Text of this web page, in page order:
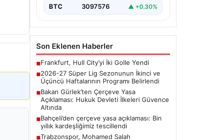
BTC 3097576 ▲ +0.30%
Son Eklenen Haberler
■Frankfurt, Hull City’yi İki Golle Yendi
■2026-27 Süper Lig Sezonunun İkinci ve
Üçüncü Haftalarının Programı Belirlendi
■Bakan Gürlek’ten Çerçeve Yasa
Açıklaması: Hukuk Devleti İlkeleri Güvence
Altında
■Bahçeli’den çerçeve yasa açıklaması: Bin
yıllık kardeşliğimiz tescillendi
■Trabzonspor, Mohamed Salah